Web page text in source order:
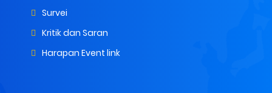
Survei
Kritik dan Saran
Harapan Event link